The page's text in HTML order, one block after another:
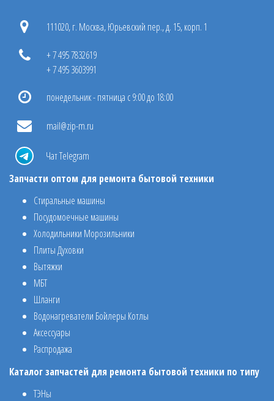
111020, г. Москва, Юрьевский пер., д. 15, корп. 1
+ 7 495 7832619
+ 7 495 3603991
понедельник - пятница с 9:00 до 18:00
mail@zip-m.ru
Чат Telegram
Запчасти оптом для ремонта бытовой техники
Стиральные машины
Посудомоечные машины
Холодильники Морозильники
Плиты Духовки
Вытяжки
МБТ
Шланги
Водонагреватели Бойлеры Котлы
Аксессуары
Распродажа
Каталог запчастей для ремонта бытовой техники по типу
ТЭНы